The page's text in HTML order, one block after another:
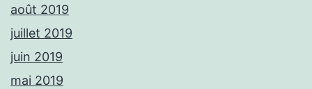
août 2019
juillet 2019
juin 2019
mai 2019